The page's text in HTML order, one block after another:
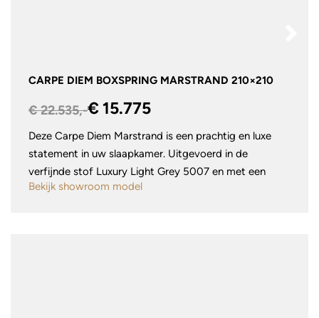
CARPE DIEM BOXSPRING MARSTRAND 210×210
€ 22.535,-€ 15.775
Deze Carpe Diem Marstrand is een prachtig en luxe
statement in uw slaapkamer. Uitgevoerd in de
verfijnde stof Luxury Light Grey 5007 en met een
Bekijk showroom model